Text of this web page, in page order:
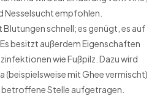
Nesselsucht empfohlen.
schnell; es genügt, es auf
besitzt außerdem Eigenschaften
wie Fußpilz. Dazu wird
(beispielsweise mit Ghee vermischt)
Stelle aufgetragen.